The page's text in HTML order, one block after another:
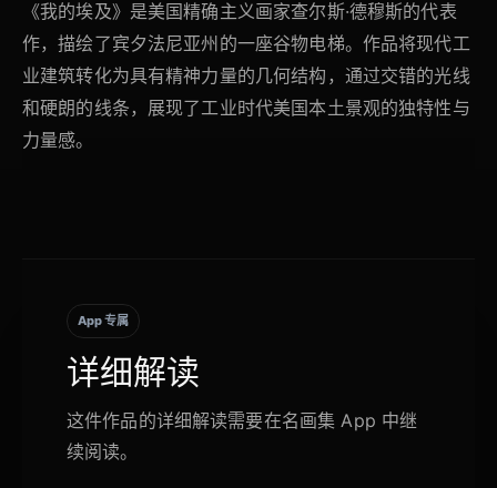
《我的埃及》是美国精确主义画家查尔斯·德穆斯的代表
作，描绘了宾夕法尼亚州的一座谷物电梯。作品将现代工
业建筑转化为具有精神力量的几何结构，通过交错的光线
和硬朗的线条，展现了工业时代美国本土景观的独特性与
力量感。
App 专属
详细解读
这件作品的详细解读需要在名画集 App 中继
续阅读。